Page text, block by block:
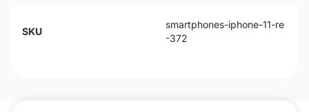
SKU
smartphones-iphone-11-re
-372